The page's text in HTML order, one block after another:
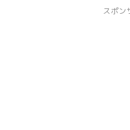
スポン